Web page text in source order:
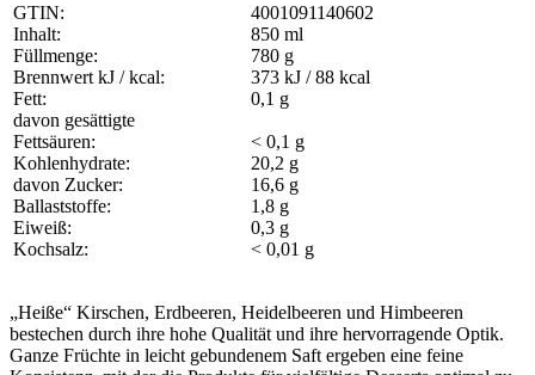
GTIN:
Inhalt:
Füllmenge:
Brennwert kJ / kcal:
Fett:
davon gesättigte
Fettsäuren:
Kohlenhydrate:
davon Zucker:
Ballaststoffe:
Eiweiß:
Kochsalz:
4001091140602
850 ml
780 g
373 kJ / 88 kcal
0,1 g
< 0,1 g
20,2 g
16,6 g
1,8 g
0,3 g
< 0,01 g
„Heiße“ Kirschen, Erdbeeren, Heidelbeeren und Himbeeren
bestechen durch ihre hohe Qualität und ihre hervorragende Optik.
Ganze Früchte in leicht gebundenem Saft ergeben eine feine